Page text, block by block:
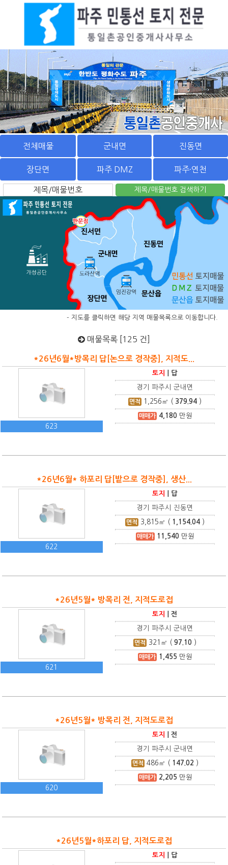
전체매물 군내면 진동면
장단면 파주 DMZ 파주·연천
- 지도를 클릭하면 해당 지역 매물목록으로 이동합니다.
매물목록 [125 건]
*26년6월*방목리 답[논으로 경작중], 지적도...
623
토지 답
경기 파주시 군내면
면적 1,256 ㎡ ( 379.94 )
매매가 4,180만원
*26년6월* 하포리 답[밭으로 경작중], 생산...
622
토지 답
경기 파주시 진동면
면적 3,815 ㎡ ( 1,154.04 )
매매가 11,540만원
*26년5월* 방목리 전, 지적도로접
621
토지 |전
경기 파주시 군내면
면적 321 ㎡ (97.10 )
매매가 1,455 만원
*26년5월* 방목리 전, 지적도로접
620
토지 |전
경기 파주시 군내면
면적 486 ㎡ ( 147.02 )
매매가 2,205 만원
*26년5월*하포리 답, 지적도로접
토지 답